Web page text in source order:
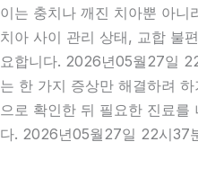
이는 충치나 깨진 치아뿐 아
치아 사이 관리 상태, 교합 불
요합니다. 2026년05월27일
는 한 가지 증상만 해결하려
으로 확인한 뒤 필요한 진료를
다. 2026년05월27일 22시37